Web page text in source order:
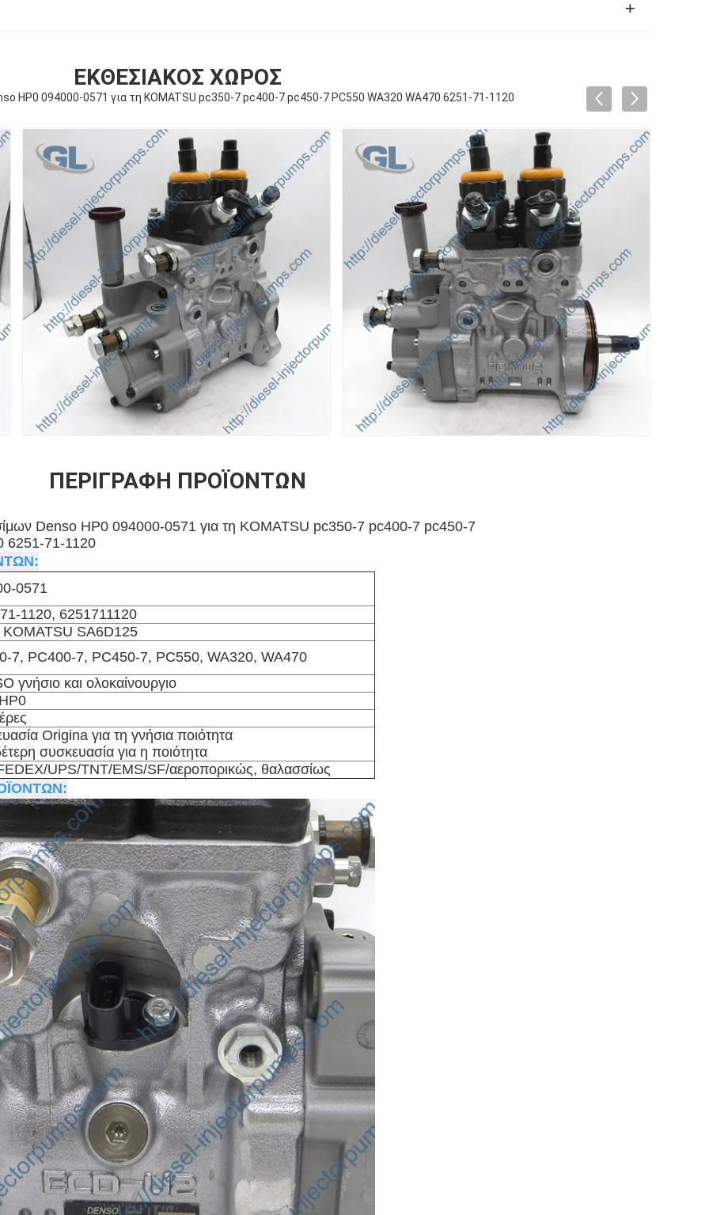
ΕΚΘΕΣΙΑΚΌΣ ΧΏΡΟΣ
HP0 094000-0571 για τη KOMATSU pc350-7 pc400-7 pc450-7 PC550 WA320 WA470 6251-71-1120
ΠΕΡΙΓΡΑΦΉ ΠΡΟΪΌΝΤΩΝ
Denso HP0 094000-0571 για τη KOMATSU pc350-7 pc400-7 pc450-7
6251-71-1120
0571
1120, 6251711120
KOMATSU SA6D125
7, PC400-7, PC450-7, PC550, WA320, WA470
γνήσιο και ολοκαίνουργιο
Origina για τη γνήσια ποιότητα
συσκευασία για η ποιότητα
UPS/TNT/EMS/SF/αεροπορικώς, θαλασσίως